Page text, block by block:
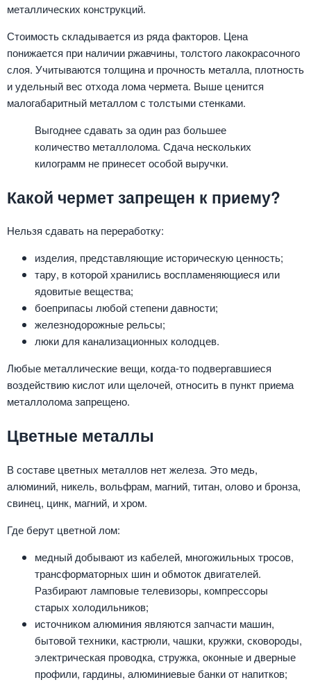
металлических конструкций.
Стоимость складывается из ряда факторов. Цена
понижается при наличии ржавчины, толстого лакокрасочного
слоя. Учитываются толщина и прочность металла, плотность
и удельный вес отхода лома чермета. Выше ценится
малогабаритный металлом с толстыми стенками.
Выгоднее сдавать за один раз большее
количество металлолома. Сдача нескольких
килограмм не принесет особой выручки.
Какой чермет запрещен к приему?
Нельзя сдавать на переработку:
изделия, представляющие историческую ценность;
тару, в которой хранились воспламеняющиеся или
ядовитые вещества;
боеприпасы любой степени давности;
железнодорожные рельсы;
люки для канализационных колодцев.
Любые металлические вещи, когда-то подвергавшиеся
воздействию кислот или щелочей, относить в пункт приема
металлолома запрещено.
Цветные металлы
В составе цветных металлов нет железа. Это медь,
алюминий, никель, вольфрам, магний, титан, олово и бронза,
свинец, цинк, магний, и хром.
Где берут цветной лом:
медный добывают из кабелей, многожильных тросов,
трансформаторных шин и обмоток двигателей.
Разбирают ламповые телевизоры, компрессоры
старых холодильников;
источником алюминия являются запчасти машин,
бытовой техники, кастрюли, чашки, кружки, сковороды,
электрическая проводка, стружка, оконные и дверные
профили, гардины, алюминиевые банки от напитков;